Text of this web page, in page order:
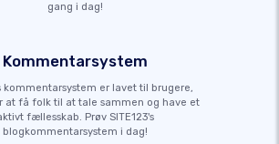
gang i dag!
Kommentarsystem
kommentarsystem er lavet til brugere,
at få folk til at tale sammen og have et
fællesskab. Prøv SITE123's
blogkommentarsystem i dag!